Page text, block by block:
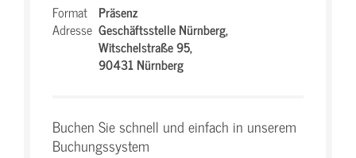
Format Präsenz
Adresse Geschäftsstelle Nürnberg,
Witschelstraße 95,
90431 Nürnberg
Buchen Sie schnell und einfach in unserem
Buchungssystem